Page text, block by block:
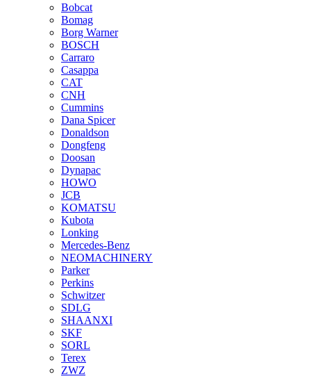
Bobcat
Bomag
Borg Warner
BOSCH
Carraro
Casappa
CAT
CNH
Cummins
Dana Spicer
Donaldson
Dongfeng
Doosan
Dynapac
HOWO
JCB
KOMATSU
Kubota
Lonking
Mercedes-Benz
NEOMACHINERY
Parker
Perkins
Schwitzer
SDLG
SHAANXI
SKF
SORL
Terex
ZWZ